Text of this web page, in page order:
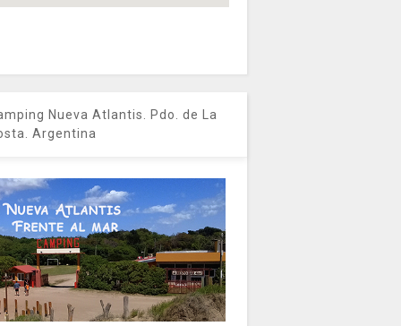
Nueva Atlantis. Pdo. de La
Argentina